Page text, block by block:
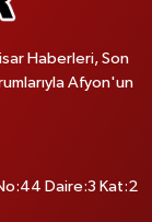
Haberleri, Son
Afyon'un
Daire:3 Kat:2